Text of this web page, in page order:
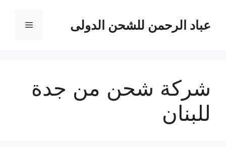
المحتوىعباد الرحمن للشحن الدولى القائمة
شركة شحن من جدة
للبنان